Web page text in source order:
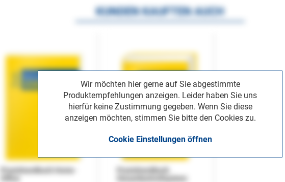
Wir möchten hier gerne auf Sie abgestimmte
Produktempfehlungen anzeigen. Leider haben Sie uns
hierfür keine Zustimmung gegeben. Wenn Sie diese
anzeigen möchten, stimmen Sie bitte den Cookies zu.
Cookie Einstellungen öffnen
KUNDEN KAUFTEN AUCH
Praxishandbuch Home-
Praxishandbuch